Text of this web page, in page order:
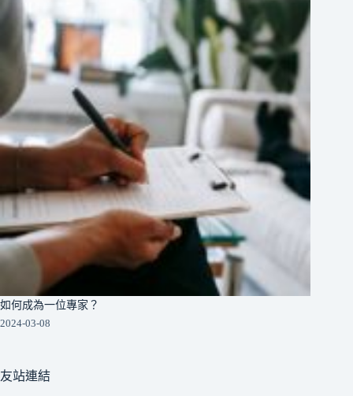
如何成為一位專家？
2024-03-08
友站連結